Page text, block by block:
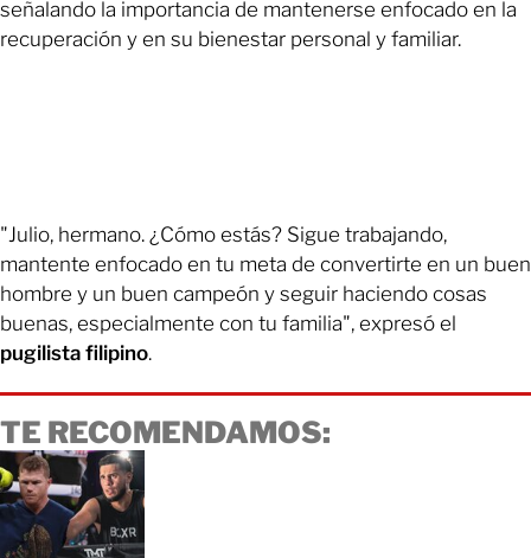
señalando la importancia de mantenerse enfocado en la
recuperación y en su bienestar personal y familiar.
"Julio, hermano. ¿Cómo estás? Sigue trabajando,
mantente enfocado en tu meta de convertirte en un buen
hombre y un buen campeón y seguir haciendo cosas
buenas, especialmente con tu familia", expresó el
pugilista filipino.
TE RECOMENDAMOS: